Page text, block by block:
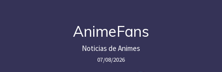
AnimeFans
Noticias de Animes
07/08/2026